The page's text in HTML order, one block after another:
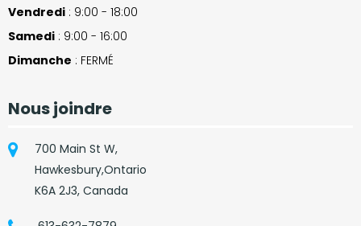
Vendredi : 9:00 - 18:00
Samedi : 9:00 - 16:00
Dimanche : FERMÉ
Nous joindre
700 Main St W,
Hawkesbury,Ontario
K6A 2J3, Canada